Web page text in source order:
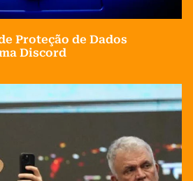
Proteção de Dados
Discord